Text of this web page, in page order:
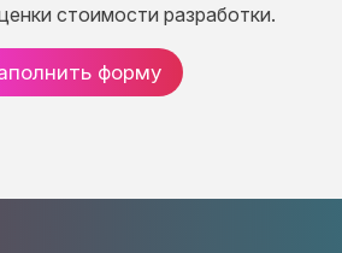
стоимости разработки.
форму